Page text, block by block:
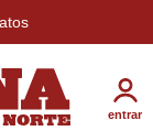
entrar